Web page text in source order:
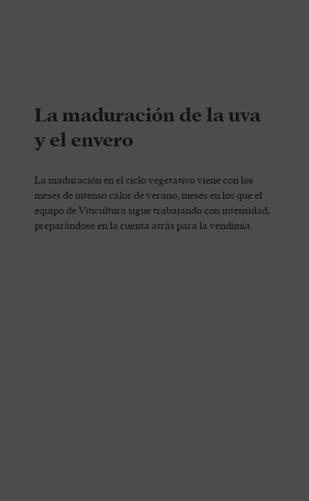
La maduración de la uva
y el envero
La maduración en el ciclo vegetativo viene con los
meses de intenso calor de verano, meses en los que el
equipo de Viticultura sigue trabajando con intensidad,
preparándose en la cuenta atrás para la vendimia.